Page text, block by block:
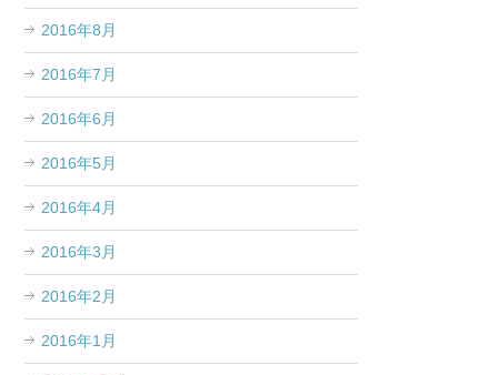
2016年8月
2016年7月
2016年6月
2016年5月
2016年4月
2016年3月
2016年2月
2016年1月